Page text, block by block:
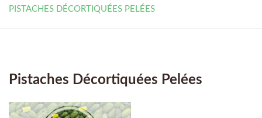
PISTACHES DÉCORTIQUÉES PELÉES
Pistaches Décortiquées Pelées